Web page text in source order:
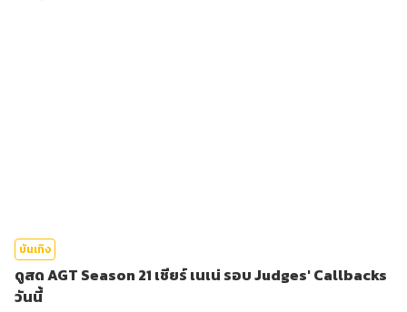
บันเทิง
ดูสด AGT Season 21 เชียร์ เนเน่ รอบ Judges' Callbacks
วันนี้